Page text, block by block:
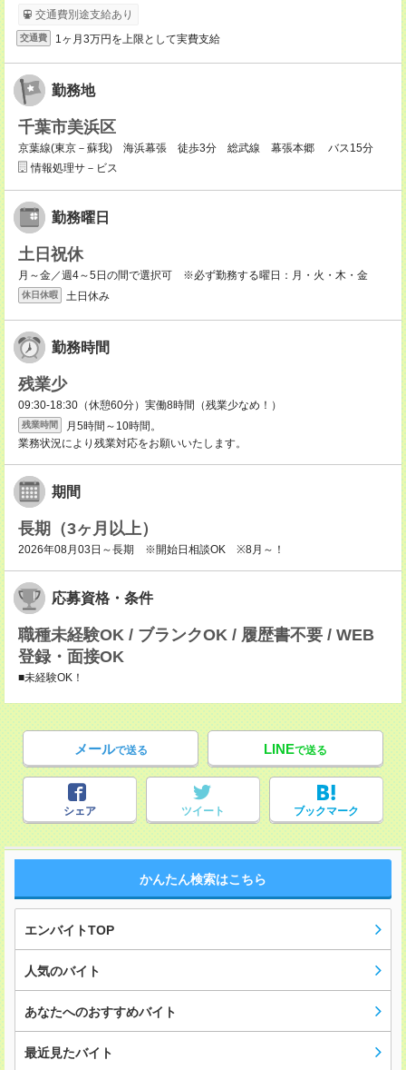
交通費別途支給あり
交通費 1ヶ月3万円を上限として実費支給
勤務地
千葉市美浜区
京葉線(東京－蘇我) 海浜幕張 徒歩3分 総武線 幕張本郷 バス15分
情報処理サ－ビス
勤務曜日
土日祝休
月～金／週4～5日の間で選択可 ※必ず勤務する曜日：月・火・木・金
休日休暇 土日休み
勤務時間
残業少
09:30-18:30（休憩60分）実働8時間（残業少なめ！）
残業時間
月5時間～10時間。
業務状況により残業対応をお願いいたします。
期間
長期（3ヶ月以上）
2026年08月03日～長期 ※開始日相談OK ※8月～！
応募資格・条件
職種未経験OK / ブランクOK / 履歴書不要 / WEB
登録・面接OK
■未経験OK！
メールで送る LINEで送る
シェア ツイート ブックマーク
かんたん検索はこちら
エンバイトTOP
人気のバイト
あなたへのおすすめバイト
最近見たバイト